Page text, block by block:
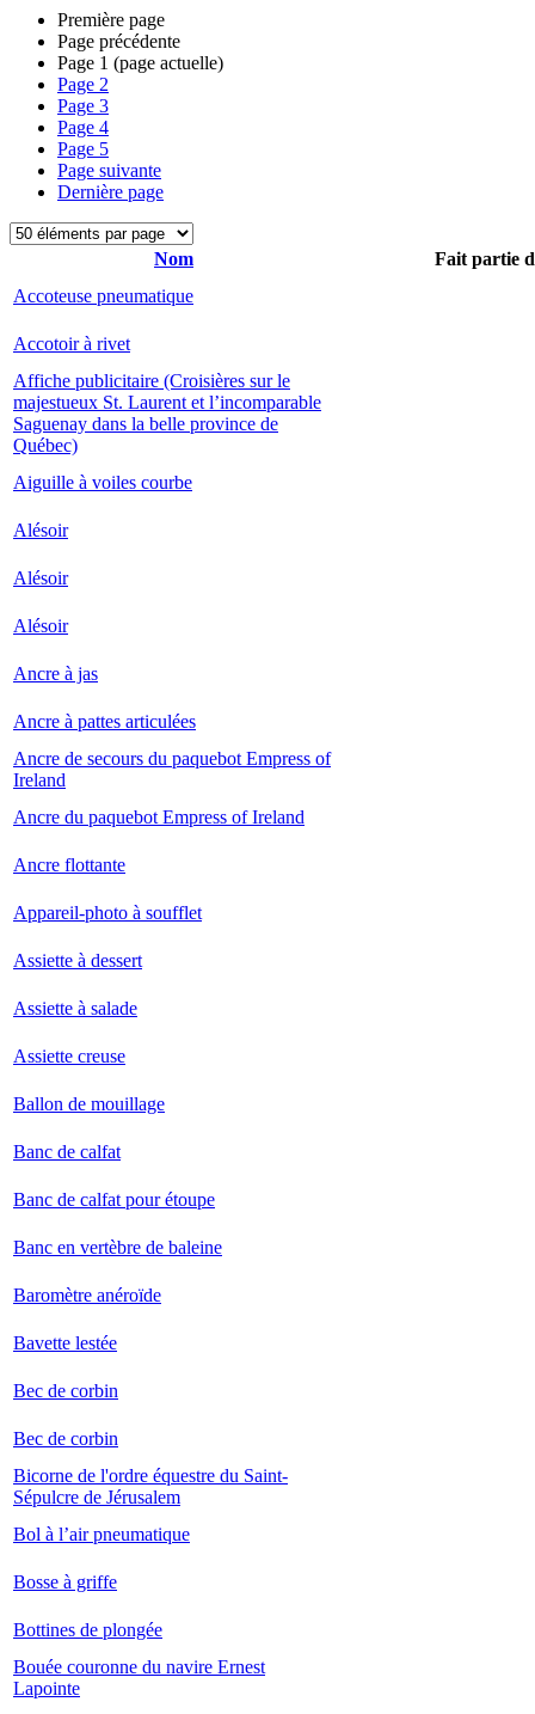
Première page
Page précédente
Page 1 (page actuelle)
Page 2
Page 3
Page 4
Page 5
Page suivante
Dernière page
Nom
Fait partie
Accoteuse pneumatique
Accotoir à rivet
Affiche publicitaire (Croisières sur le
majestueux St. Laurent et l’incomparable
Saguenay dans la belle province de
Québec)
Aiguille à voiles courbe
Alésoir
Alésoir
Alésoir
Ancre à jas
Ancre à pattes articulées
Ancre de secours du paquebot Empress of
Ireland
Ancre du paquebot Empress of Ireland
Ancre flottante
Appareil-photo à soufflet
Assiette à dessert
Assiette à salade
Assiette creuse
Ballon de mouillage
Banc de calfat
Banc de calfat pour étoupe
Banc en vertèbre de baleine
Baromètre anéroïde
Bavette lestée
Bec de corbin
Bec de corbin
Bicorne de l'ordre équestre du Saint-
Sépulcre de Jérusalem
Bol à l’air pneumatique
Bosse à griffe
Bottines de plongée
Bouée couronne du navire Ernest
Lapointe